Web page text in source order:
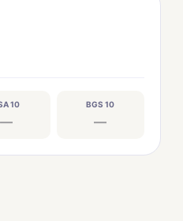
10
—
BGS 10
—